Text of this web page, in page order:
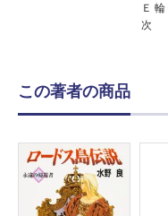
Ｅ
次
この著者の商品